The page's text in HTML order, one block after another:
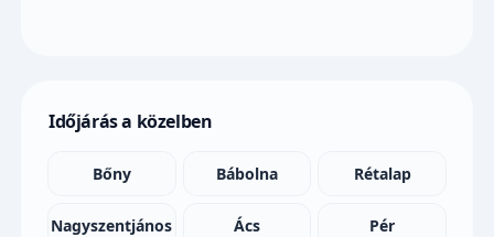
Időjárás a közelben
Bőny Bábolna Rétalap
Nagyszentjános Ács Pér